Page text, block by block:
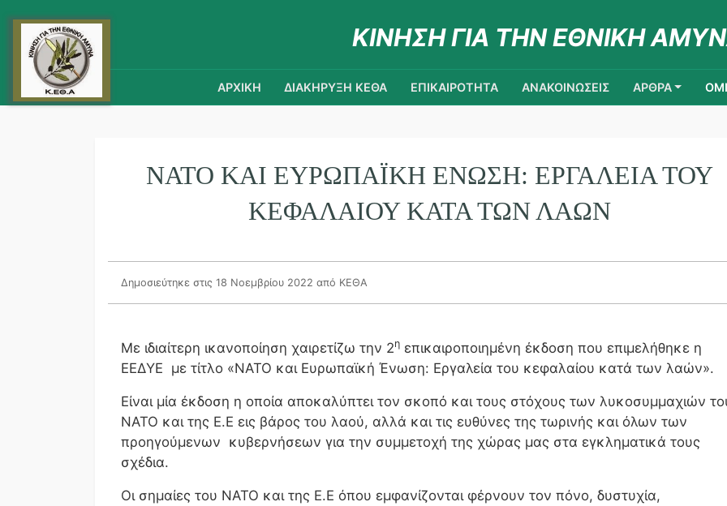
ΚΙΝΗΣΗ ΓΙΑ ΤΗΝ ΕΘΝΙΚΗ
ΑΡΧΙΚΗ ΔΙΑΚΗΡΥΞΗ ΚΕΘΑ ΕΠΙΚΑΙΡΟΤΗΤΑ ΑΝΑΚΟΙΝΩΣΕΙΣ ΑΡΘΡΑ
ΝΑΤΟ ΚΑΙ ΕΥΡΩΠΑΪΚΉ ΈΝΩΣΗ: ΕΡΓΑΛΕΊΑ ΤΟΥ
ΚΕΦΑΛΑΊΟΥ ΚΑΤΆ ΤΩΝ ΛΑΏΝ
Δημοσιεύτηκε στις 18 Νοεμβρίου 2022 από ΚΕΘΑ
Με ιδιαίτερη ικανοποίηση χαιρετίζω την 2η επικαιροποιημένη έκδοση που επιμελήθηκε η
ΕΕΔΥΕ με τίτλο «ΝΑΤΟ και Ευρωπαϊκή Ένωση: Εργαλεία του κεφαλαίου κατά των λαών».
Είναι μία έκδοση η οποία αποκαλύπτει τον σκοπό και τους στόχους των λυκοσυμμαχιών
ΝΑΤΟ και της Ε.Ε εις βάρος του λαού, αλλά και τις ευθύνες της τωρινής και όλων των
προηγούμενων κυβερνήσεων για την συμμετοχή της χώρας μας στα εγκληματικά τους
σχέδια.
Οι σημαίες του ΝΑΤΟ και της Ε.Ε όπου εμφανίζονται φέρνουν τον πόνο, δυστυχία,